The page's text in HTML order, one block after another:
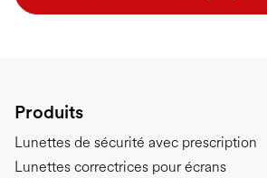
Produits
Lunettes de sécurité avec prescription
Lunettes correctrices pour écrans